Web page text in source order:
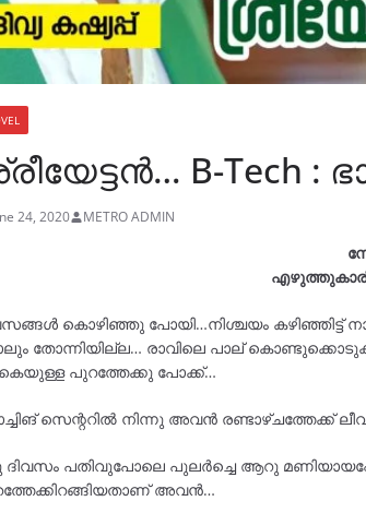
B-Tech :
24, 2020 METRO ADMIN
കൊഴിഞ്ഞു പോയി…നിശ്ചയം കഴിഞ്ഞിട്ട്
തോന്നിയില്ല… രാവിലെ പാല്
പുറത്തേക്കു പോക്ക്…
സെന്ററിൽ നിന്നു അവൻ രണ്ടാഴ്ചത്തേക്ക് ലീവ്
ദിവസം പതിവുപോലെ പുലർച്ചെ ആറു
അവൻ…